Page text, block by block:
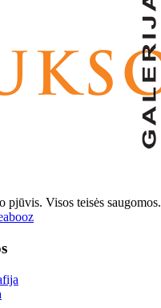
pjūvis. Visos teisės saugomos.